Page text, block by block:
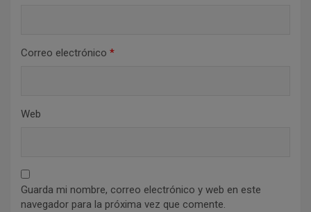
Correo electrónico *
Web
Guarda mi nombre, correo electrónico y web en este
navegador para la próxima vez que comente.